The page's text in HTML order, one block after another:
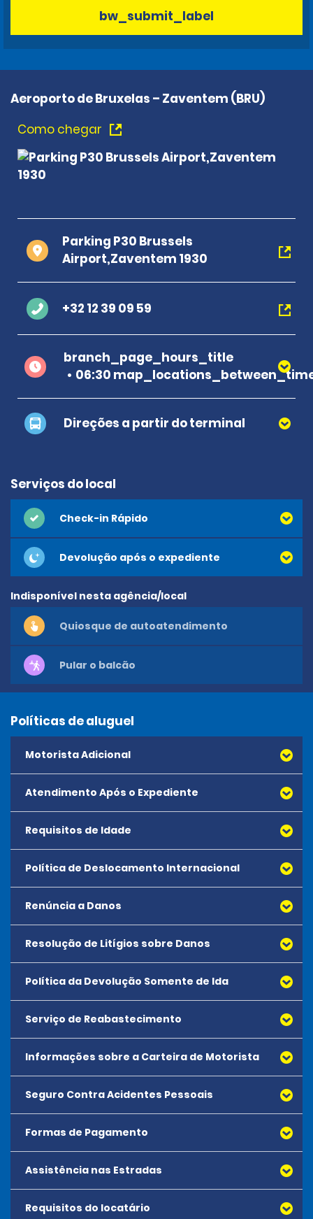
bw_submit_label
Aeroporto de Bruxelas – Zaventem (BRU)
Como chegar
Parking P30 Brussels
Airport,Zaventem 1930
+32 12 39 09 59
branch_page_hours_title
06:30
Direções a partir do terminal
Serviços do local
Check-in Rápido
Devolução após o expediente
Indisponível nesta agência/local
Quiosque de autoatendimento
Pular o balcão
Políticas de aluguel
Motorista Adicional
Atendimento Após o Expediente
Requisitos de Idade
Política de Deslocamento Internacional
Renúncia a Danos
Resolução de Litígios sobre Danos
Política da Devolução Somente de Ida
Serviço de Reabastecimento
Informações sobre a Carteira de Motorista
Seguro Contra Acidentes Pessoais
Formas de Pagamento
Assistência nas Estradas
Requisitos do locatário